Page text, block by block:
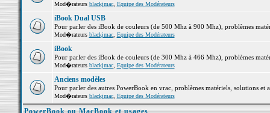
Mod�rateurs blackjmac, Equipe des Modérateurs
iBook Dual USB
Pour parler des iBook de couleurs (de 500 Mhz à 900 Mhz), problèmes
Mod�rateurs blackjmac, Equipe des Modérateurs
iBook
Pour parler des iBook de couleurs (de 300 Mhz à 466 Mhz), problèmes
Mod�rateurs blackjmac, Equipe des Modérateurs
Anciens modèles
Pour parler des autres PowerBook en vrac, problèmes matériels, solutions et
Mod�rateurs blackjmac, Equipe des Modérateurs
PowerBook ou MacBook et usages